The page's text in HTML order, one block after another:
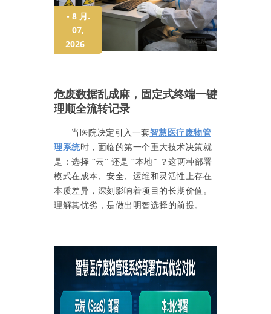
- 8 月.
07,
2026
危废数据乱成麻，固定式终端一键
理顺全流转记录
当医院决定引入一套智慧医疗废物管
理系统时，面临的第一个重大技术决策就
是：选择 “云” 还是 “本地” ？这两种部署
模式在成本、安全、运维和灵活性上存在
本质差异，深刻影响着项目的长期价值。
理解其优劣，是做出明智选择的前提。